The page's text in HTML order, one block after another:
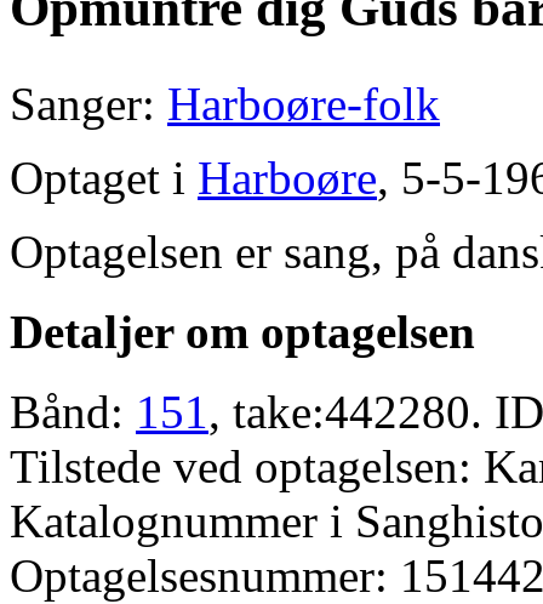
Sanger: Harboøre-folk
Optaget i Harboøre, 5-5-
Optagelsen er sang, på
Detaljer om optagelsen
Bånd: 151, take:442280.
Tilstede ved optagelsen:
Katalognummer i
Optagelsesnummer: